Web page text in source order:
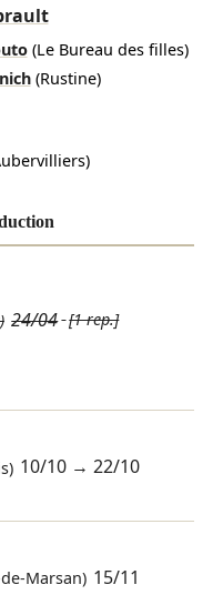
(Le Bureau des filles)
(Rustine)
24/04 [1 rep.]
10/10 →22/10
Marsan) 15/11